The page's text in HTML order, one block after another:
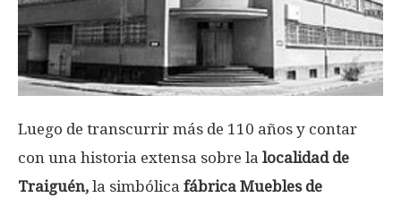
Luego de transcurrir más de 110 años y contar
con una historia extensa sobre la localidad de
Traiguén, la simbólica fábrica Muebles de